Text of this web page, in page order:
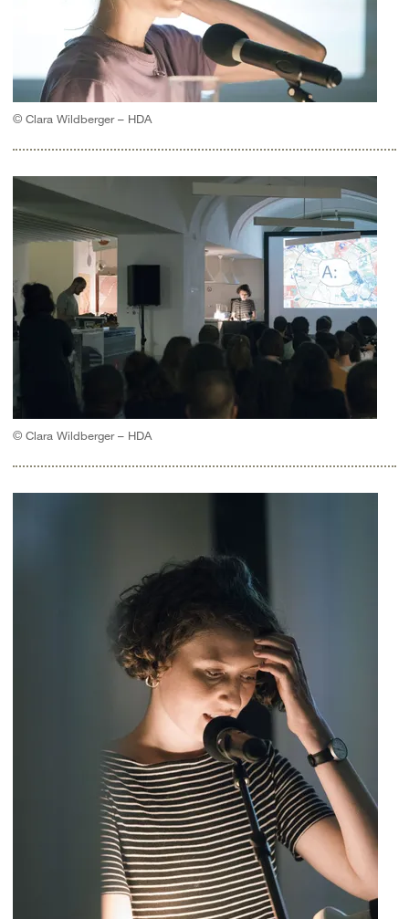
© Clara Wildberger – HDA
© Clara Wildberger – HDA